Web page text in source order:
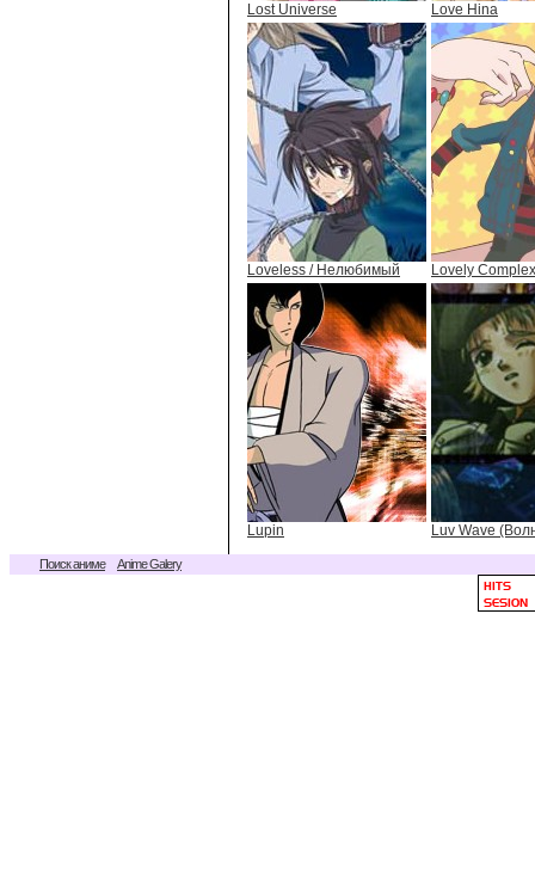
Lost Universe Love Hina
Loveless / Нелюбимый Lovely
Lupin Luv Wave
Поиск аниме Anime Galery